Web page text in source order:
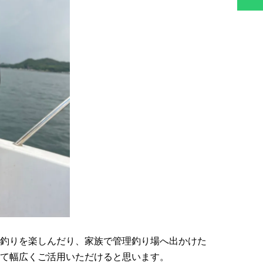
りを楽しんだり、家族で管理釣り場へ出かけた
広くご活用いただけると思います。